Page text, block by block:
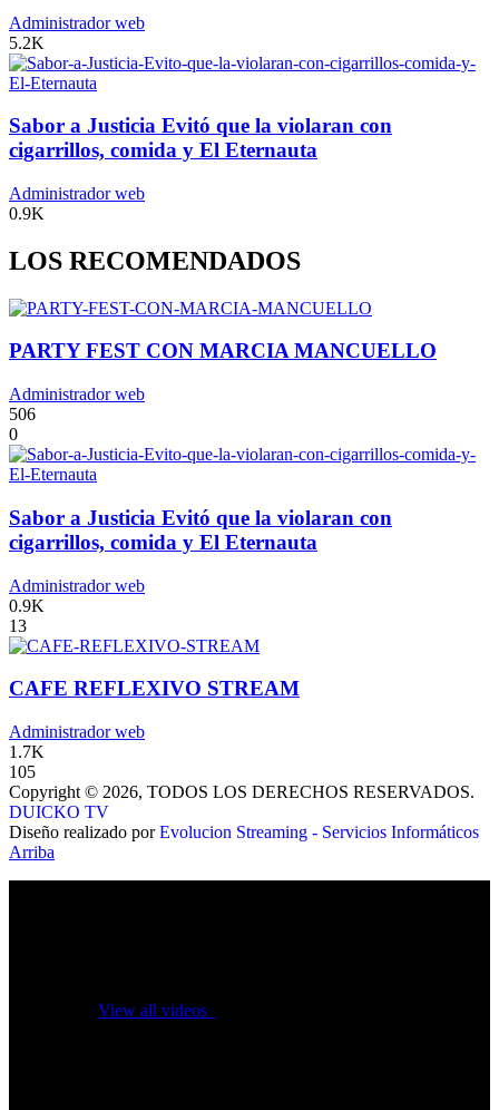
Administrador web
5.2K
Sabor a Justicia Evitó que la violaran con
cigarrillos, comida y El Eternauta
Administrador web
0.9K
LOS RECOMENDADOS
PARTY FEST CON MARCIA MANCUELLO
Administrador web
506
0
Sabor a Justicia Evitó que la violaran con
cigarrillos, comida y El Eternauta
Administrador web
0.9K
13
CAFE REFLEXIVO STREAM
Administrador web
1.7K
105
Copyright © 2026, TODOS LOS DERECHOS RESERVADOS.
DUICKO TV
Diseño realizado porEvolucion Streaming - Servicios Informáticos
Arriba
View all videos